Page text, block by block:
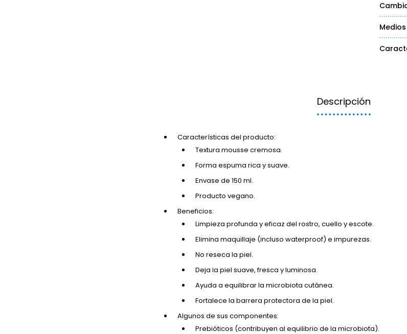
Descripción
Características del producto:
Textura mousse cremosa.
Forma espuma rica y suave.
Envase de 150 ml.
Producto vegano.
Beneficios:
Limpieza profunda y eficaz del rostro, cuello y escote.
Elimina maquillaje (incluso waterproof) e impurezas.
No reseca la piel.
Deja la piel suave, fresca y luminosa.
Ayuda a equilibrar la microbiota cutánea.
Fortalece la barrera protectora de la piel.
Algunos de sus componentes:
Prebióticos (contribuyen al equilibrio de la microbiota).